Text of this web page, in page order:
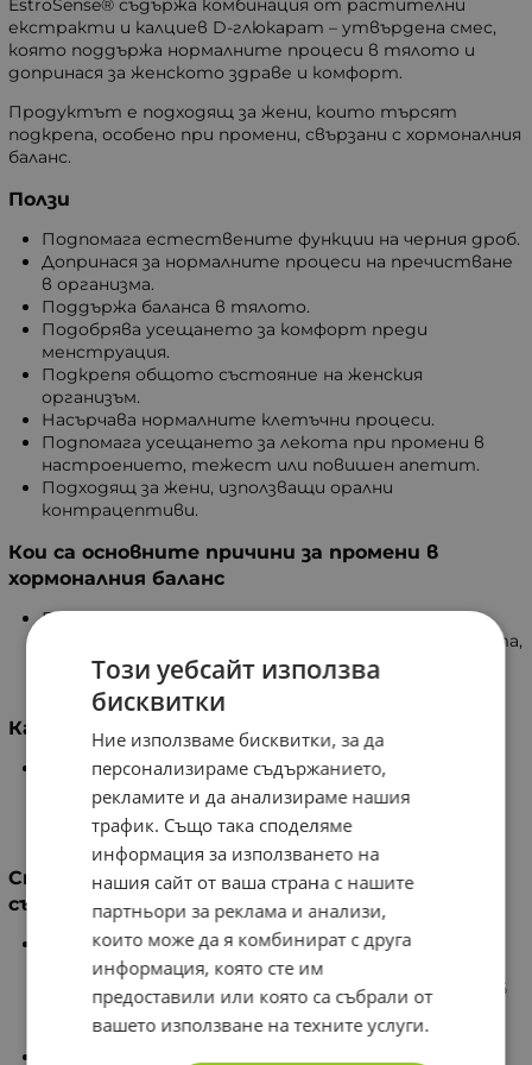
EstroSense® съдържа комбинация от растителни
екстракти и калциев D-глюкарат – утвърдена смес,
която поддържа нормалните процеси в тялото и
допринася за женското здраве и комфорт.
Продуктът е подходящ за жени, които търсят
подкрепа, особено при промени, свързани с хормоналния
баланс.
Ползи
Подпомага естествените функции на черния дроб.
Допринася за нормалните процеси на пречистване
в организма.
Поддържа баланса в тялото.
Подобрява усещането за комфорт преди
менструация.
Подкрепя общото състояние на женския
организъм.
Насърчава нормалните клетъчни процеси.
Подпомага усещането за лекота при промени в
настроението, тежест или повишен апетит.
Подходящ за жени, използващи орални
контрацептиви.
Кои са основните причини за промени в
хормоналния баланс
Един от факторите са т.нар. ксеноестрогени –
вещества, намиращи се в околната среда, почвата,
храните и ежедневните продукти като
пластмаси, козметика и почистващи препарати.
Как помага EstroSense®
EstroSense® подпомага черния дроб в
преработката на ненужни вещества и насърчава
тяхното извеждане от тялото, като поддържа
организма в добро състояние.
Специфики и свойства на някои от
съставките в EstroSense®
Индол-3-карбинол (I3C). Фитохимикал, извлечен от
кръстоцветни зеленчуци (броколи, карфиол).
Подпомага естествените процеси в черния дроб
чрез превръщането си в 3,3`-дииндолил-метан
Този уебсайт използва
бисквитки
Ние използваме бисквитки, за да
персонализираме съдържанието,
рекламите и да анализираме нашия
трафик. Също така споделяме
информация за използването на
нашия сайт от ваша страна с нашите
партньори за реклама и анализи,
които може да я комбинират с друга
информация, която сте им
предоставили или която са събрали от
вашето използване на техните услуги.